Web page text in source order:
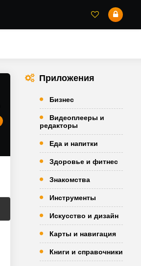
Приложения
Бизнес
Видеоплееры и
редакторы
Еда и напитки
Здоровье и фитнес
Знакомства
Инструменты
Искусство и дизайн
Карты и навигация
Книги и справочники